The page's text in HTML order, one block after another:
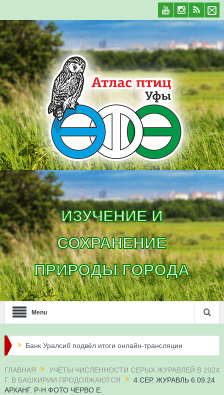
ИЗУЧЕНИЕ И
СОХРАНЕНИЕ
ПРИРОДЫ ГОРОДА
Menu
Банк Уралсиб подвёл итоги онлайн-трансляции
Итоги акции «Соловьиные вечера-2026» в
ГЛАВНАЯ
УЧЁТЫ ЧИСЛЕННОСТИ СЕРЫХ ЖУРАВЛЕЙ В 2024
Г. В БАШКИРИИ ПРОДОЛЖАЮТСЯ
4.СЕР. ЖУРАВЛЬ 6.09.24
АРХАНГ. Р-Н ФОТО ЧЕРВО Е.